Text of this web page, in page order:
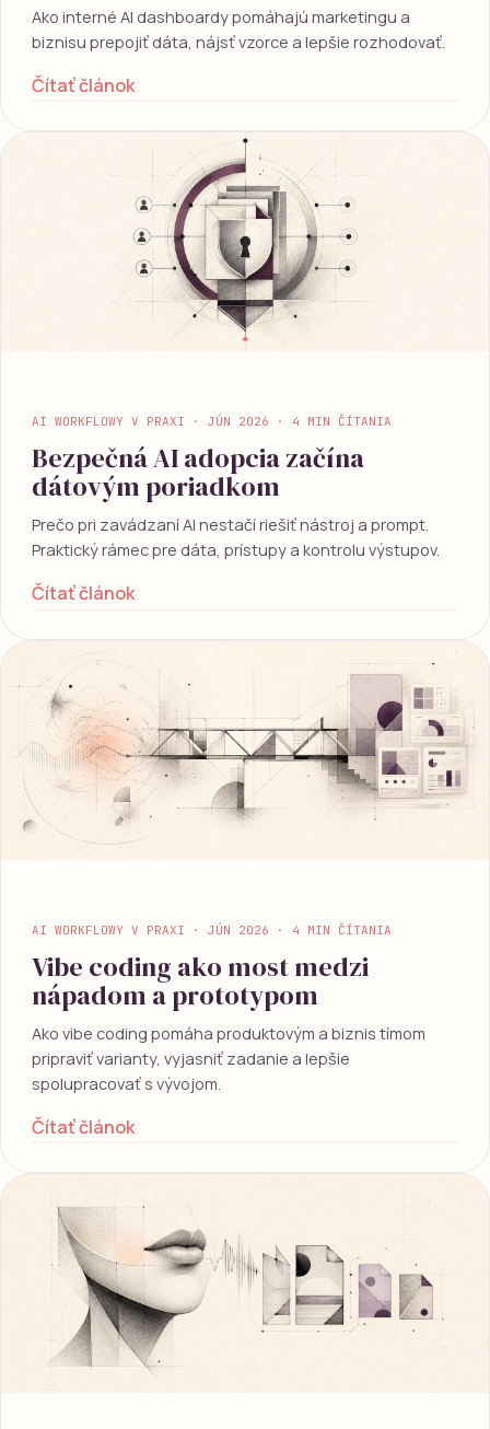
Ako interné AI dashboardy pomáhajú marketingu a
biznisu prepojiť dáta, nájsť vzorce a lepšie rozhodovať.
Čítať článok
AI WORKFLOWY V PRAXI · JÚN 2026 · 4 MIN ČÍTANIA
Bezpečná AI adopcia začína
dátovým poriadkom
Prečo pri zavádzaní AI nestačí riešiť nástroj a prompt.
Praktický rámec pre dáta, prístupy a kontrolu výstupov.
Čítať článok
AI WORKFLOWY V PRAXI · JÚN 2026 · 4 MIN ČÍTANIA
Vibe coding ako most medzi
nápadom a prototypom
Ako vibe coding pomáha produktovým a biznis tímom
pripraviť varianty, vyjasniť zadanie a lepšie
spolupracovať s vývojom.
Čítať článok